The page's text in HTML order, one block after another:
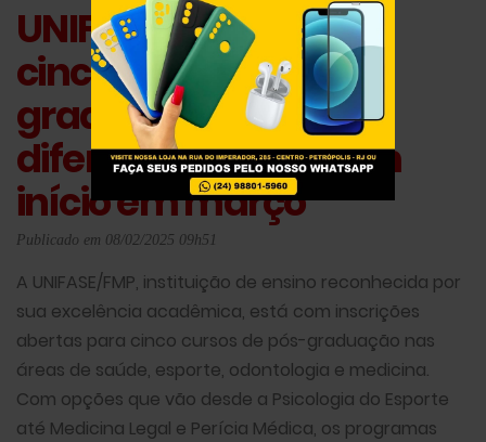
UNIFASE/FMP oferece
cinco cursos de pós-
graduação em
diferentes áreas com
início em março
Publicado em 08/02/2025 09h51
A UNIFASE/FMP, instituição de ensino reconhecida por
sua excelência acadêmica, está com inscrições
abertas para cinco cursos de pós-graduação nas
áreas de saúde, esporte, odontologia e medicina.
Com opções que vão desde a Psicologia do Esporte
até Medicina Legal e Perícia Médica, os programas